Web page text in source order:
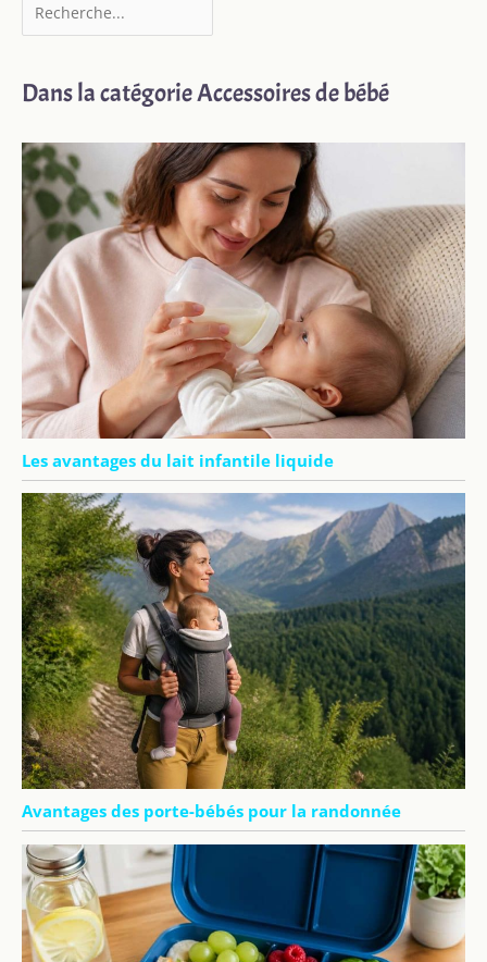
Dans la catégorie Accessoires de bébé
Les avantages du lait infantile liquide
Avantages des porte-bébés pour la randonnée